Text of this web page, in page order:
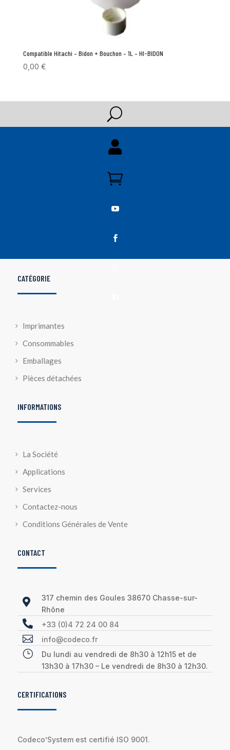
Compatible Hitachi – Bidon + Bouchon – 1L – HI-BIDON
0,00 €
U




CATÉGORIE
Imprimantes
Consommables
Emballages
Pièces détachées
INFORMATIONS
La Société
Applications
Services
Contactez-nous
Conditions Générales de Vente
CONTACT

317 chemin des Goules 38670 Chasse-sur-
Rhône
 +33 (0)4 72 24 00 84
 info@codeco.fr
}
Du lundi au vendredi de 8h30 à 12h15 et de
13h30 à 17h30 – Le vendredi de 8h30 à 12h30.
CERTIFICATIONS
Codeco’System est certifié ISO 9001.